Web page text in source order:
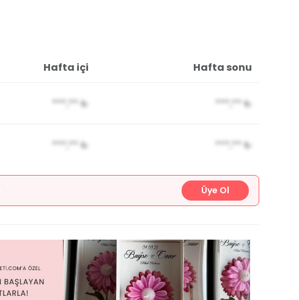
Hafta içi Hafta sonu
***,** ₺ ***,** ₺
***,** ₺ ***,** ₺
Üye Ol